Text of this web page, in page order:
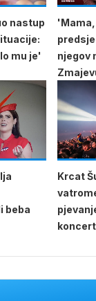
nastup
mu je'
njegov
beba
Krcat